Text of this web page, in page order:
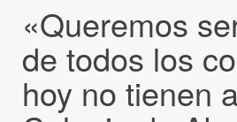
«Queremos
de todos los
hoy no tienen